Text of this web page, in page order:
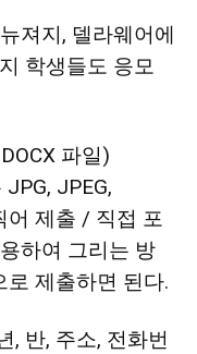
져지, 델라웨어에
학생들도 응모
파일)
JPG, JPEG,
어 제출 / 직접 포
하여 그리는 방
로 제출하면 된다.
, 반, 주소, 전화번